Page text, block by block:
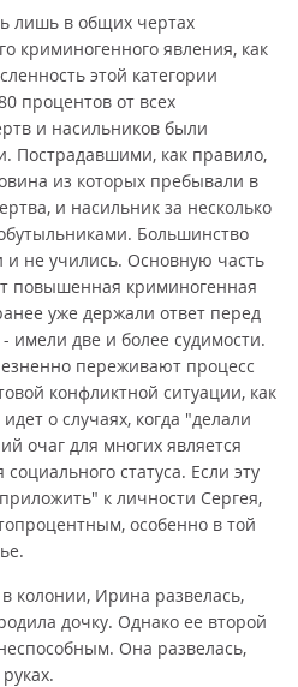
лишь в общих чертах
криминогенного явления, как
этой категории
процентов от всех
и насильников были
Пострадавшими, как правило,
из которых пребывали в
и насильник за несколько
Большинство
и не учились. Основную часть
повышенная криминогенная
уже держали ответ перед
имели две и более судимости.
переживают процесс
конфликтной ситуации, как
о случаях, когда "делали
очаг для многих является
статуса. Если эту
к личности Сергея,
особенно в той
колонии, Ирина развелась,
дочку. Однако ее второй
Она развелась,